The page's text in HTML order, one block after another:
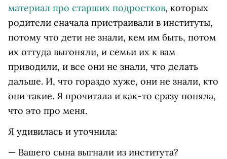
материал про старших подростков, которых
родители сначала пристраивали в институты,
потому что дети не знали, кем им быть, потом
их оттуда выгоняли, и семьи их к вам
приводили, и все они не знали, что делать
дальше. И, что гораздо хуже, они не знали, кто
они такие. Я прочитала и как-то сразу поняла,
что это про меня.
Я удивилась и уточнила:
— Вашего сына выгнали из института?